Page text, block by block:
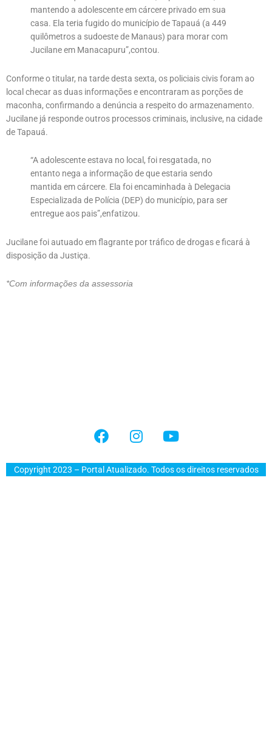
mantendo a adolescente em cárcere privado em sua
casa. Ela teria fugido do município de Tapauá (a 449
quilômetros a sudoeste de Manaus) para morar com
Jucilane em Manacapuru”,contou.
Conforme o titular, na tarde desta sexta, os policiais civis foram ao
local checar as duas informações e encontraram as porções de
maconha, confirmando a denúncia a respeito do armazenamento.
Jucilane já responde outros processos criminais, inclusive, na cidade
de Tapauá.
“A adolescente estava no local, foi resgatada, no
entanto nega a informação de que estaria sendo
mantida em cárcere. Ela foi encaminhada à Delegacia
Especializada de Polícia (DEP) do município, para ser
entregue aos pais”,enfatizou.
Jucilane foi autuado em flagrante por tráfico de drogas e ficará à
disposição da Justiça.
*Com informações da assessoria
Copyright 2023 – Portal Atualizado. Todos os direitos reservados